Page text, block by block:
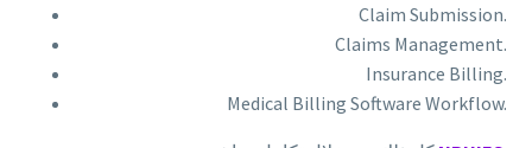
Claim Submission.
Claims Management.
Insurance Billing.
Medical Billing Software Workflow.